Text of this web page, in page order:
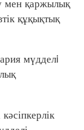
құқықтық
мүдделi